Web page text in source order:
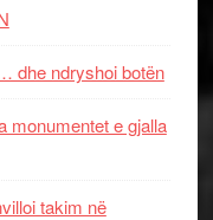
dhe ndryshoi botën
monumentet e gjalla
takim në